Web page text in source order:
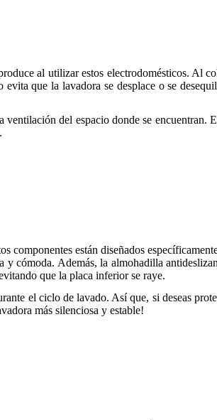
al utilizar estos electrodomésticos. Al
que la lavadora se desplace o se
del espacio donde se encuentran.
están diseñados
cómoda. Además, la almohadilla
que la placa inferior se raye.
el ciclo de lavado. Así que, si deseas
más silenciosa y estable!